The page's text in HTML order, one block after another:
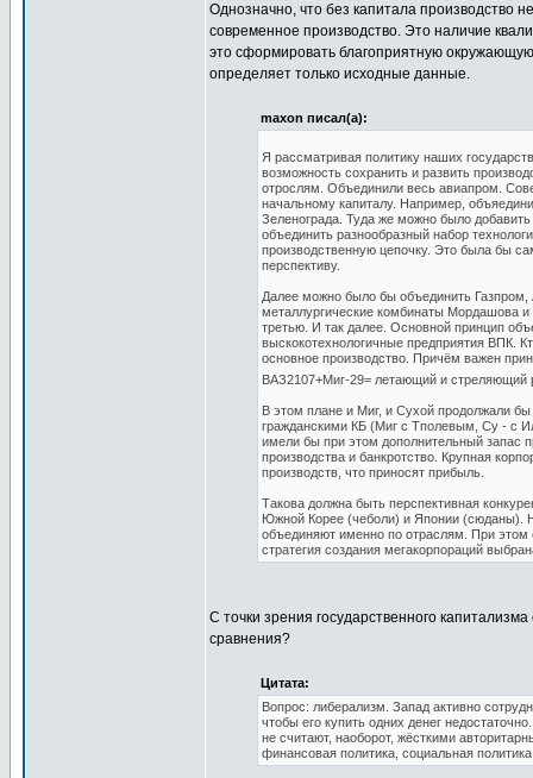
Однозначно, что без капитала производство
современное производство. Это наличие
это сформировать благоприятную
определяет только исходные данные.
maxon писал(а):
Я рассматривая политику наших
возможность сохранить и развить
отрослям. Объединили весь авиапром.
начальному капиталу. Например,
Зеленограда. Туда же можно было
объединить разнообразный набор
производственную цепочку. Это была бы
перспективу.
Далее можно было бы объединить
металлургические комбинаты Мордашова
третью. И так далее. Основной принцип
выскокотехнологичные предприятия ВПК.
основное производство. Причём важен
ВАЗ2107+Миг-29= летающий и стреляющий
В этом плане и Миг, и Сухой продолжали
гражданскими КБ (Миг с Тполевым, Су - с
имели бы при этом дополнительный запас
производства и банкротство. Крупная
производств, что приносят прибыль.
Такова должна быть перспективная
Южной Корее (чеболи) и Японии (сюданы).
объединяют именно по отраслям. При этом
стратегия создания мегакорпораций
С точки зрения государственного
сравнения?
Цитата:
Вопрос: либерализм. Запад активно
чтобы его купить одних денег
не считают, наоборот, жёсткими
финансовая политика, социальная